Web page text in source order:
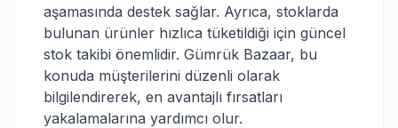
aşamasında destek sağlar. Ayrıca, stoklarda
bulunan ürünler hızlıca tüketildiği için güncel
stok takibi önemlidir. Gümrük Bazaar, bu
konuda müşterilerini düzenli olarak
bilgilendirerek, en avantajlı fırsatları
yakalamalarına yardımcı olur.